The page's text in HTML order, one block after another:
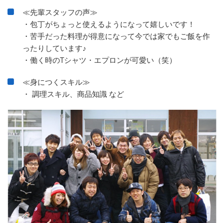
≪先輩スタッフの声≫
・包丁がちょっと使えるようになって嬉しいです！
・苦手だった料理が得意になって今では家でもご飯を作
ったりしています♪
・働く時のTシャツ・エプロンが可愛い（笑）
≪身につくスキル≫
・ 調理スキル、商品知識 など